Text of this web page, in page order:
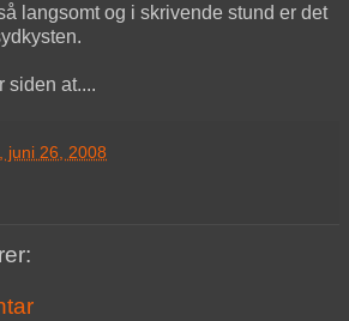
langsomt og i skrivende stund er det
siden at....
juni 26, 2008